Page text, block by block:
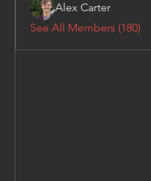
Alex Carter
See All Members (180)